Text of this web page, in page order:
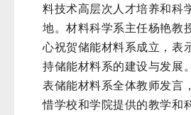
料技术高层次人才培养和科
地。材料科学系主任杨艳教
心祝贺储能材料系成立，表
持储能材料系的建设与发展
表储能材料系全体教师发言
惜学校和学院提供的教学和